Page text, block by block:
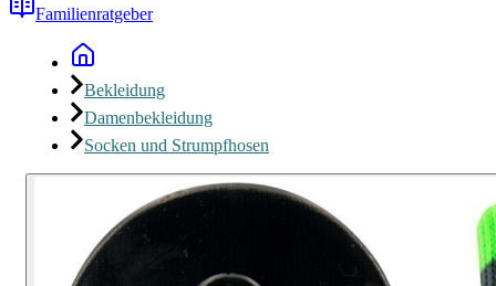
Familienratgeber
Bekleidung
Damenbekleidung
Socken und Strumpfhosen